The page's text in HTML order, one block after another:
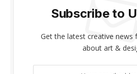
Subscribe to
Get the latest creative news
about art &